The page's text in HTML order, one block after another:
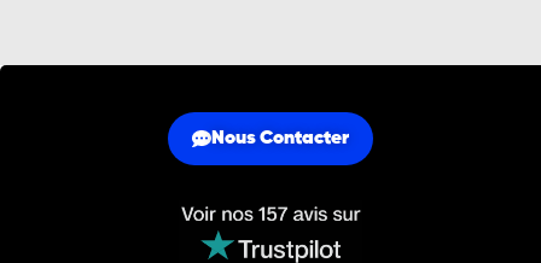
Nous Contacter